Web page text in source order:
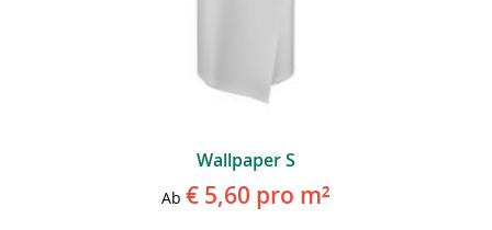
Wallpaper S
Ab € 5,60 pro m²